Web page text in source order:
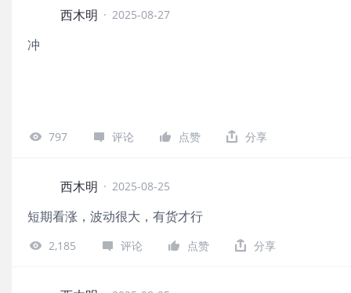
西木明 · 2025-08-27
冲
797 评论 点赞 分享
西木明 · 2025-08-25
短期看涨，波动很大，有货才行
2,185 评论 点赞 分享